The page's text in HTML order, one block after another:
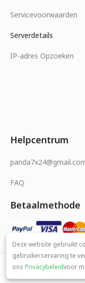
Servicevoorwaarden
Serverdetails
IP-adres Opzoeken
Helpcentrum
FAQ
Betaalmethode
© 2026
Deze website gebruikt
gebruikerservaring te
ons Privacybeleidvoor